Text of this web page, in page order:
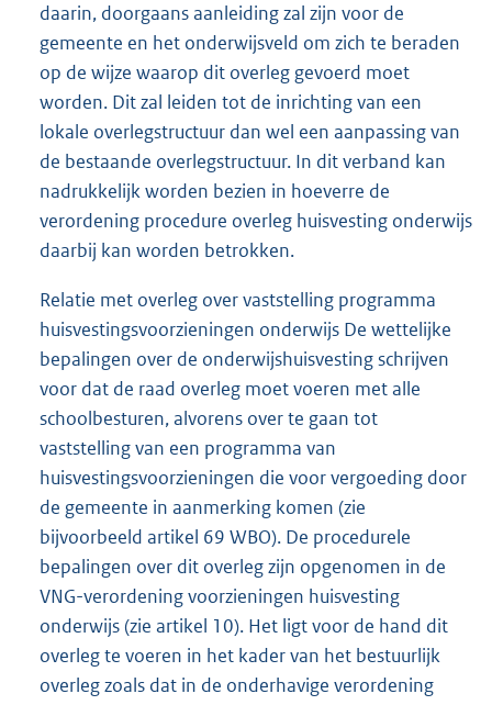
daarin, doorgaans aanleiding zal zijn voor de
gemeente en het onderwijsveld om zich te beraden
op de wijze waarop dit overleg gevoerd moet
worden. Dit zal leiden tot de inrichting van een
lokale overlegstructuur dan wel een aanpassing van
de bestaande overlegstructuur. In dit verband kan
nadrukkelijk worden bezien in hoeverre de
verordening procedure overleg huisvesting onderwijs
daarbij kan worden betrokken.
Relatie met overleg over vaststelling programma
huisvestingsvoorzieningen onderwijs De wettelijke
bepalingen over de onderwijshuisvesting schrijven
voor dat de raad overleg moet voeren met alle
schoolbesturen, alvorens over te gaan tot
vaststelling van een programma van
huisvestingsvoorzieningen die voor vergoeding door
de gemeente in aanmerking komen (zie
bijvoorbeeld artikel 69 WBO). De procedurele
bepalingen over dit overleg zijn opgenomen in de
VNG-verordening voorzieningen huisvesting
onderwijs (zie artikel 10). Het ligt voor de hand dit
overleg te voeren in het kader van het bestuurlijk
overleg zoals dat in de onderhavige verordening